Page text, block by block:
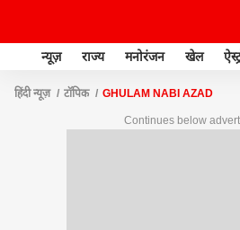
न्यूज़ राज्य मनोरंजन खेल
हिंदी न्यूज़ टॉपिक GHULAM NABI AZAD
Continues below